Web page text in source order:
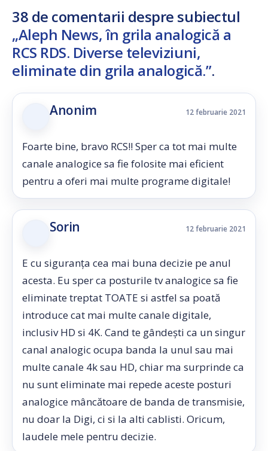
38 de comentarii despre subiectul
„Aleph News, în grila analogică a
RCS RDS. Diverse televiziuni,
eliminate din grila analogică.”.
Anonim 12 februarie 2021
Foarte bine, bravo RCS!! Sper ca tot mai multe
canale analogice sa fie folosite mai eficient
pentru a oferi mai multe programe digitale!
Sorin 12 februarie 2021
E cu siguranța cea mai buna decizie pe anul
acesta. Eu sper ca posturile tv analogice sa fie
eliminate treptat TOATE si astfel sa poată
introduce cat mai multe canale digitale,
inclusiv HD si 4K. Cand te gândești ca un singur
canal analogic ocupa banda la unul sau mai
multe canale 4k sau HD, chiar ma surprinde ca
nu sunt eliminate mai repede aceste posturi
analogice mâncătoare de banda de transmisie,
nu doar la Digi, ci si la alti cablisti. Oricum,
laudele mele pentru decizie.